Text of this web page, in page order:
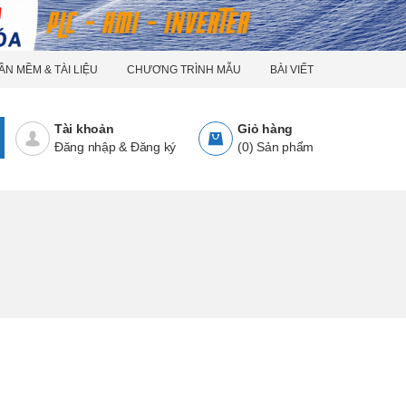
MỀM & TÀI LIỆU CHƯƠNG TRÌNH MẪU BÀI VIẾT
Giỏ hàng
(0) Sản phẩm
Tài khoản
Đăng nhập& Đăng ký